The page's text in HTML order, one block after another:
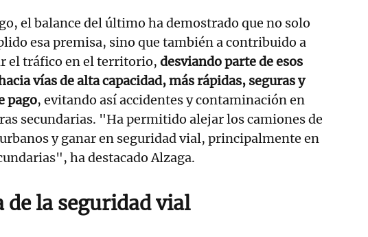
el balance del último ha demostrado que no solo
esa premisa, sino que también a contribuido a
el tráfico en el territorio, desviando parte de esos
vías de alta capacidad, más rápidas, seguras y
pago, evitando así accidentes y contaminación en
secundarias. "Ha permitido alejar los camiones de
y ganar en seguridad vial, principalmente en
ha destacado Alzaga.
de la seguridad vial